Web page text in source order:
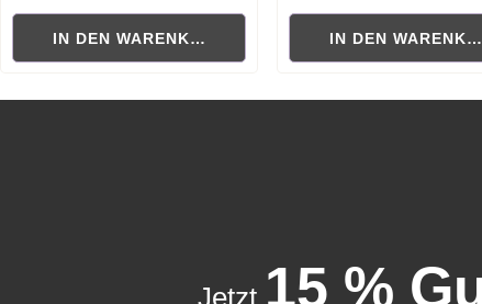
IN DEN WARENKORB IN DEN
15 %